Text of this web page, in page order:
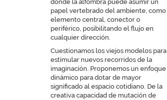
donde la alfombra puede asumir un
papel vertebrado del ambiente, como
elemento central, conector o
periférico, posibilitando el flujo en
cualquier dirección.
Cuestionamos los viejos modelos para
estimular nuevos recorridos de la
imaginación. Proponemos un enfoque
dinámico para dotar de mayor
significado al espacio cotidiano. De la
creativa capacidad de mutación de